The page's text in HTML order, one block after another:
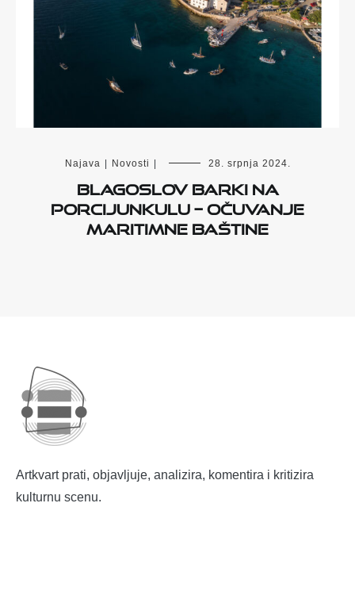
Najava | Novosti | 28. srpnja 2024.
Blagoslov barki na
Porcijunkulu – očuvanje
maritimne baštine
Artkvart prati, objavljuje, analizira, komentira i kritizira
kulturnu scenu.